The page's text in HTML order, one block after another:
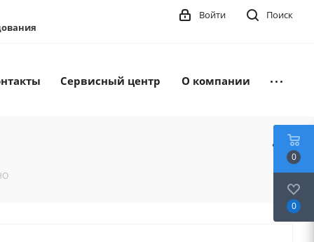
Поиск
Войти
Сервисный центр О компании
0
0